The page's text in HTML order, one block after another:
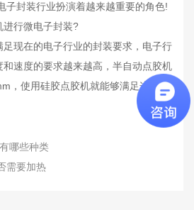
子封装行业扮演着越来越重要的角色!
进行微电子封装?
现在的电子行业的封装要求，电子行
速度的要求越来越高，半自动点胶机
，使用硅胶点胶机就能够满足这些行
哪些种类
需要加热